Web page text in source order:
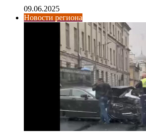
09.06.2025
Новости региона